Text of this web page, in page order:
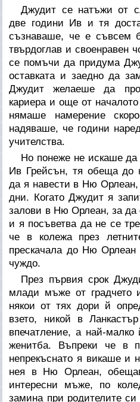
Джудит се натъжи от
две години Ив и тя
съзнаваше, че е съвсем
твърдоглав и своенравен
се помъчи да придума
оставката и заедно да
Джудит желаеше да
кариера и още от
нямаше намерение
надяваше, че години
учителства.
Но понеже не искаше да
Ив Грейсън, тя обеща до
да я навести в Ню Орлеан,
дни. Когато Джудит я
залови в Ню Орлеан, за
и я посъветва да не се
че в колежа през
прескачала до Ню
чуждо.
През първия срок
млади мъже от градчето
някои от тях дори й
взето, никой в
впечатление, а най-
женитба. Въпреки че в
непрекъснато я викаше и
нея в Ню Орлеан,
интересни мъже, по
замина при родителите си